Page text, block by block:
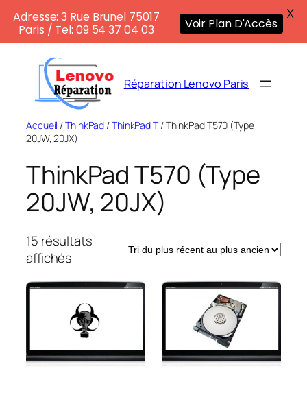
contenu
Réparation Lenovo Paris
Accueil /ThinkPad /ThinkPad T/ ThinkPad T570 (Type
20JW, 20JX)
ThinkPad T570 (Type
20JW, 20JX)
15 résultats
affichés
plus
récent
au
plus
ancien
Adresse: 3 Rue Brunel 75017
Paris / Tel: 09 54 37 04 03
Voir Plan D'Accès
X